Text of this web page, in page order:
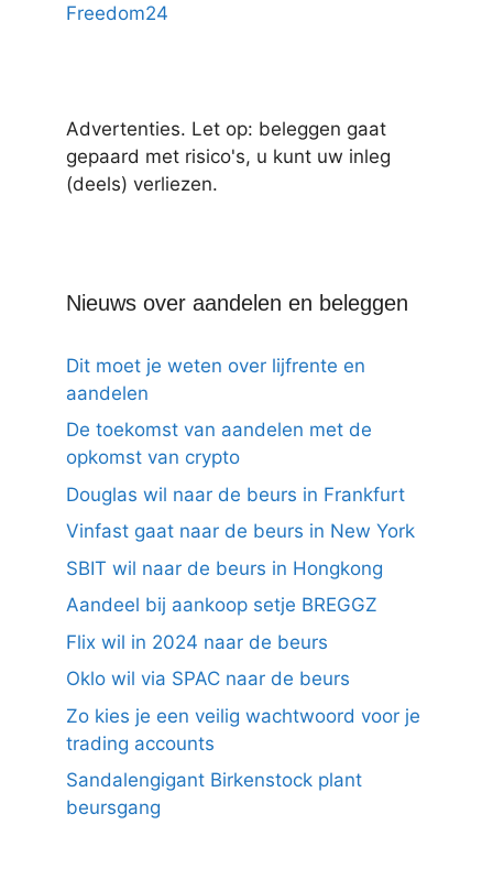
Freedom24
Advertenties. Let op: beleggen gaat
gepaard met risico's, u kunt uw inleg
(deels) verliezen.
Nieuws over aandelen en beleggen
Dit moet je weten over lijfrente en
aandelen
De toekomst van aandelen met de
opkomst van crypto
Douglas wil naar de beurs in Frankfurt
Vinfast gaat naar de beurs in New York
SBIT wil naar de beurs in Hongkong
Aandeel bij aankoop setje BREGGZ
Flix wil in 2024 naar de beurs
Oklo wil via SPAC naar de beurs
Zo kies je een veilig wachtwoord voor je
trading accounts
Sandalengigant Birkenstock plant
beursgang